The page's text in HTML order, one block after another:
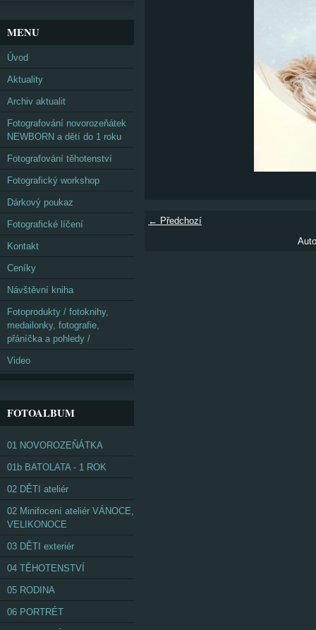
← Předchozí
MENU
Úvod
Aktuality
Archiv aktualit
Fotografování novorozeňátek
NEWBORN a dětí do 1 roku
Fotografování těhotenství
Fotografický workshop
Dárkový poukaz
Fotografické líčení
Kontakt
Ceníky
Návštěvní kniha
Fotoprodukty / fotoknihy,
medailonky, fotografie,
přáníčka a pohledy /
Video
FOTOALBUM
01 NOVOROZEŇÁTKA
01b BATOLATA - 1 ROK
02 DĚTI ateliér
02 Minifocení ateliér VÁNOCE,
VELIKONOCE
03 DĚTI exteriér
04 TĚHOTENSTVÍ
05 RODINA
06 PORTRÉT